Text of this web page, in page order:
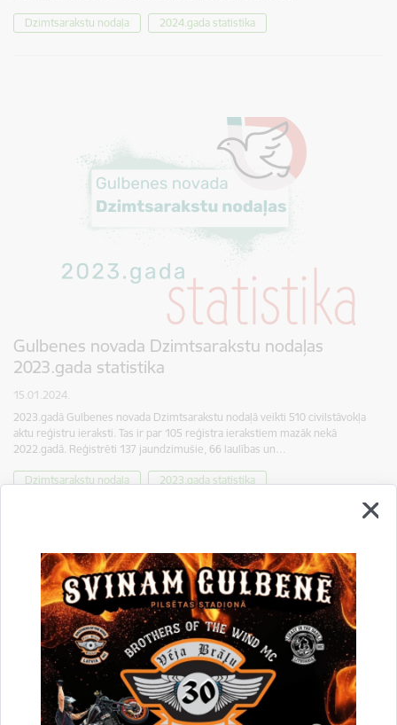
Dzimtsarakstu nodaļa 2024.gada statistika
Gulbenes novada Dzimtsarakstu nodaļas
2023.gada statistika
15.01.2024.
2023.gadā Gulbenes novada Dzimtsarakstu nodaļā veikti 510 civilstāvokļa
aktu reģistru ieraksti. Tas ir par 105 reģistra ierakstiem mazāk nekā
2022.gadā. Reģistrēti 137 jaundzimušie, 66 laulības un…
Dzimtsarakstu nodaļa 2023.gada statistika
Gulbenes novada dzimtsarakstu nodaļas
2022.gada statistika
16.01.2023.
2022.gadā Gulbenes novada dzimtsarakstu nodaļā veikti 615 civilstāvokļa
aktu reģistru ieraksti. Tas ir par 20 reģistra ierakstiem vairāk nekā
2021.gadā.Reģistrēti 167 jaundzimušie, 106 laulības un…